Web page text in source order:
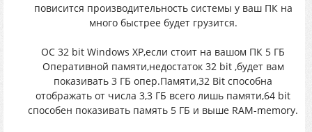
повисится производительность системы у ваш ПК на
много быстрее будет грузится.
ОС 32 bit Windows XP,если стоит на вашом ПК 5 ГБ
Оперативной памяти,недостаток 32 bit ,будет вам
показивать 3 ГБ опер.Памяти,32 Bit способна
отображать от числа 3,3 ГБ всего лишь памяти,64 bit
способен показивать память 5 ГБ и выше RAM-memory.